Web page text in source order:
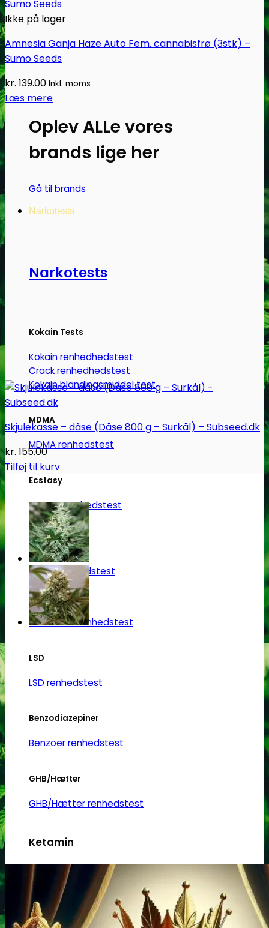
Oplev ALLe vores
brands lige her
Gå til brands
Narkotests
Narkotests
Kokain Tests
Kokain renhedhedstest
Crack renhedhedstest
Kokain blandingsmiddel test
MDMA
MDMA renhedstest
Ecstasy
Ecstasy renhedstest
Heroin
Heroin renhedstest
Badesalte
Badesalte renhedstest
LSD
LSD renhedstest
Benzodiazepiner
Benzoer renhedstest
GHB/Hætter
GHB/Hætter renhedstest
Ketamin
Ketamin renhedstest
MCPP
MCPP test
Ikke på lager
Amnesia Ganja Haze Auto Fem. cannabisfrø (3stk) –
Sumo Seeds
kr. 139.00 Inkl. moms
Læs mere
Skjulekasse – dåse (Dåse 800 g – Surkål) – Subseed.dk
kr. 155.00
Tilføj til kurv